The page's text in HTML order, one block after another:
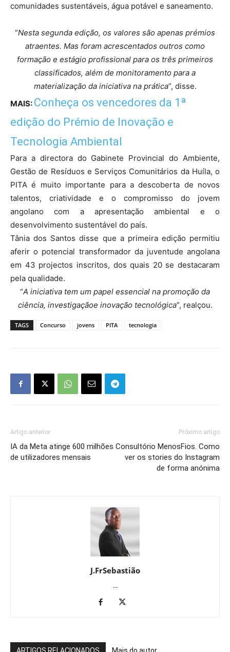
comunidades sustentáveis, água potável e saneamento.
“Nesta segunda edição, os valores são apenas prémios
atraentes. Mas foram acrescentados outros como
formação e estágio profissional para os três primeiros
classificados, além de monitoramento para a
materialização da iniciativa na prática”, disse.
MAIS: Conheça os vencedores da 1ª
edição do Prémio de Inovação e
Tecnologia Ambiental
Para a directora do Gabinete Provincial do Ambiente,
Gestão de Resíduos e Serviços Comunitários da Huíla, o
PITA é muito importante para a descoberta de novos
talentos, criatividade e o compromisso do jovem
angolano com a apresentação ambiental e o
desenvolvimento sustentável do país.
Tânia dos Santos disse que a primeira edição permitiu
aferir o potencial transformador da juventude angolana
em 43 projectos inscritos, dos quais 20 se destacaram
pela qualidade.
“A iniciativa tem um papel essencial na promoção da
ciência, investigaçãoe inovação tecnológica”, realçou.
TAGS Concurso jovens PITA tecnologia
Artigo anterior
IA da Meta atinge 600 milhões
de utilizadores mensais
Próximo artigo
Consultório MenosFios. Como
ver os stories do Instagram
de forma anónima
J.FrSebastião
...